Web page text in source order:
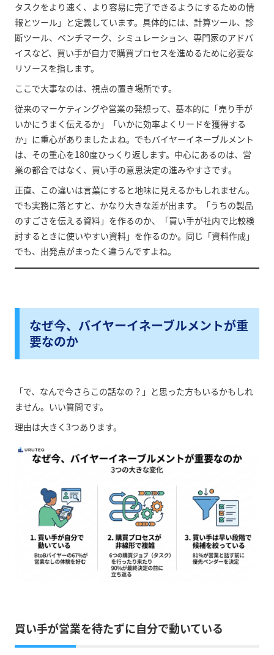
タスクをより速く、より容易に完了できるようにするための情
報とツール」と定義しています。具体的には、計算ツール、診
断ツール、ベンチマーク、シミュレーション、専門家のアドバ
イスなど、買い手が自力で購買プロセスを進めるために必要な
リソースを指します。
ここで大事なのは、視点の置き場所です。
従来のマーケティングや営業の発想って、基本的に「売り手が
いかにうまく伝えるか」「いかに効率よくリードを獲得する
か」に重心がありましたよね。でもバイヤーイネーブルメント
は、その重心を180度ひっくり返します。中心にあるのは、営
業の都合ではなく、買い手の意思決定の進みやすさです。
正直、この違いは言葉にすると地味に見えるかもしれません。
でも実務に落とすと、かなり大きな差が出ます。「うちの製品
のすごさを伝える資料」を作るのか、「買い手が社内で比較検
討するときに使いやすい資料」を作るのか。同じ「資料作成」
でも、出発点がまったく違うんですよね。
なぜ今、バイヤーイネーブルメントが重
要なのか
「で、なんで今さらこの話なの？」と思った方もいるかもしれ
ません。いい質問です。
理由は大きく3つあります。
買い手が営業を待たずに自分で動いている